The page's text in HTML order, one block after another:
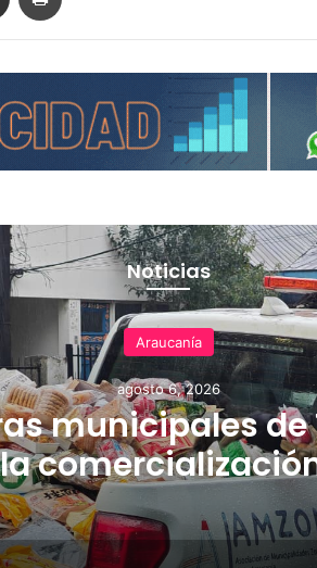
Noticias
Araucanía
agosto 6, 2026
municipales de
mercadería